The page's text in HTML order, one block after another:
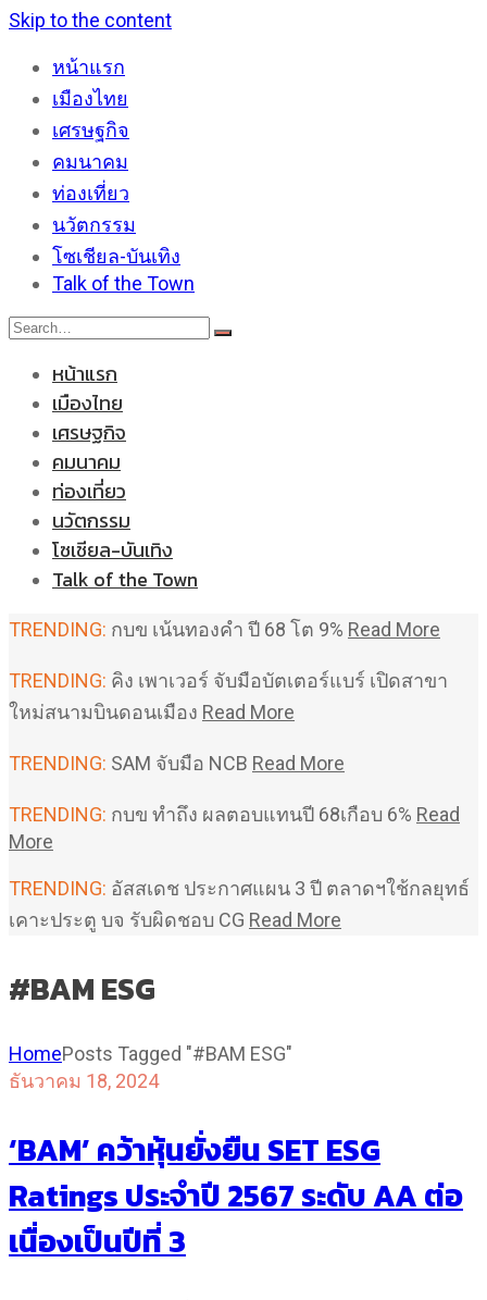
Skip to the content
หน้าแรก
เมืองไทย
เศรษฐกิจ
คมนาคม
ท่องเที่ยว
นวัตกรรม
โซเชียล-บันเทิง
Talk of the Town
หน้าแรก
เมืองไทย
เศรษฐกิจ
คมนาคม
ท่องเที่ยว
นวัตกรรม
โซเชียล-บันเทิง
Talk of the Town
TRENDING: กบข เน้นทองคำ ปี 68 โต 9% Read More
TRENDING: คิง เพาเวอร์ จับมือบัตเตอร์แบร์ เปิดสาขา
ใหม่สนามบินดอนเมือง Read More
TRENDING: SAM จับมือ NCB Read More
TRENDING: กบข ทำถึง ผลตอบแทนปี 68เกือบ 6% Read
More
TRENDING: อัสสเดช ประกาศแผน 3 ปี ตลาดฯใช้กลยุทธ์
เคาะประตู บจ รับผิดชอบ CG Read More
#BAM ESG
HomePosts Tagged "#BAM ESG"
ธันวาคม 18, 2024
‘BAM’ คว้าหุ้นยั่งยืน SET ESG
Ratings ประจำปี 2567 ระดับ AA ต่อ
เนื่องเป็นปีที่ 3